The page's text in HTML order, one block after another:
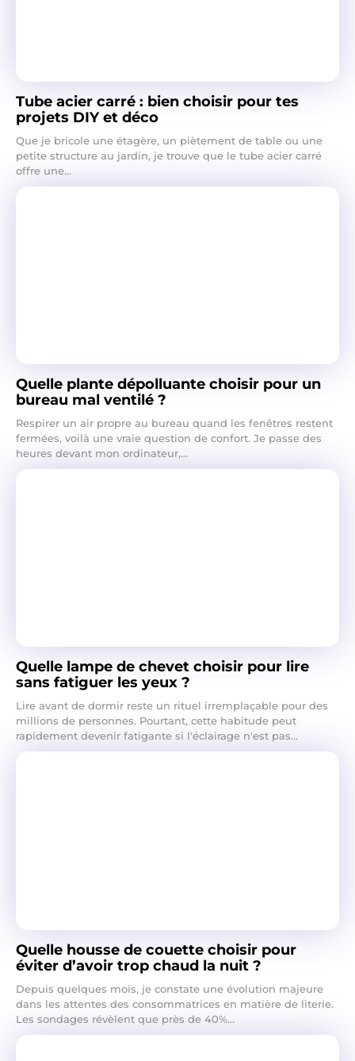
Tube acier carré : bien choisir pour tes
projets DIY et déco
Que je bricole une étagère, un piètement de table ou une
petite structure au jardin, je trouve que le tube acier carré
offre une...
Quelle plante dépolluante choisir pour un
bureau mal ventilé ?
Respirer un air propre au bureau quand les fenêtres restent
fermées, voilà une vraie question de confort. Je passe des
heures devant mon ordinateur,...
Quelle lampe de chevet choisir pour lire
sans fatiguer les yeux ?
Lire avant de dormir reste un rituel irremplaçable pour des
millions de personnes. Pourtant, cette habitude peut
rapidement devenir fatigante si l'éclairage n'est pas...
Quelle housse de couette choisir pour
éviter d’avoir trop chaud la nuit ?
Depuis quelques mois, je constate une évolution majeure
dans les attentes des consommatrices en matière de literie.
Les sondages révèlent que près de 40%...